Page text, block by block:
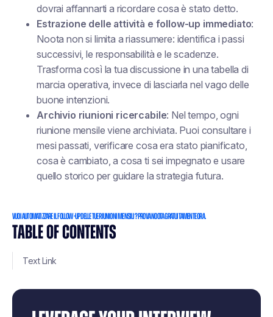
TABLE OF CONTENTS
Text Link
dovrai affannarti a ricordare cosa è stato detto.
Estrazione delle attività e follow-up immediato:
Noota non si limita a riassumere: identifica i passi
successivi, le responsabilità e le scadenze.
Trasforma così la tua discussione in una tabella di
marcia operativa, invece di lasciarla nel vago delle
buone intenzioni.
Archivio riunioni ricercabile: Nel tempo, ogni
riunione mensile viene archiviata. Puoi consultare i
mesi passati, verificare cosa era stato pianificato,
cosa è cambiato, a cosa ti sei impegnato e usare
quello storico per guidare la strategia futura.
Vuoi automatizzare il follow-up delle tue riunioni mensili? Prova Noota gratuitamente ora.